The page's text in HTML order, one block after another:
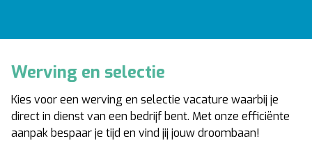
Werving en selectie
Kies voor een werving en selectie vacature waarbij je
direct in dienst van een bedrijf bent. Met onze efficiënte
aanpak bespaar je tijd en vind jij jouw droombaan!